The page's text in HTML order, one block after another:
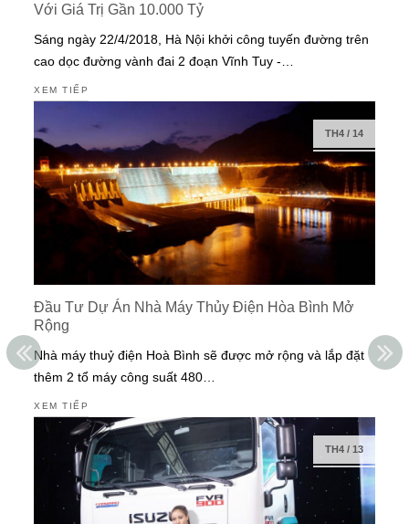
Với Giá Trị Gần 10.000 Tỷ
Sáng ngày 22/4/2018, Hà Nội khởi công tuyến đường trên
cao dọc đường vành đai 2 đoạn Vĩnh Tuy -…
XEM TIẾP
TH4/ 14
Đầu Tư Dự Án Nhà Máy Thủy Điện Hòa Bình Mở
Rộng
Nhà máy thuỷ điện Hoà Bình sẽ được mở rộng và lắp đặt
thêm 2 tổ máy công suất 480…
XEM TIẾP
TH4/ 13